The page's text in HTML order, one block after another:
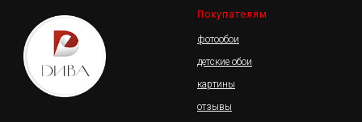
Покупателям
фотообои
детские обои
картины
отзывы